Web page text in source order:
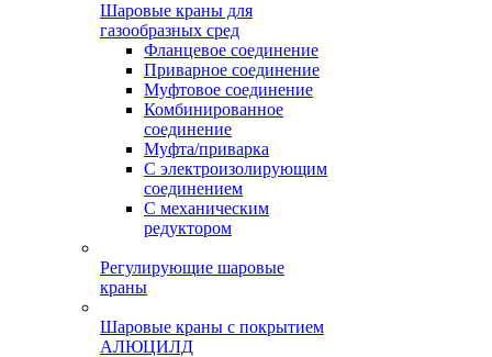
Шаровые краны для
газообразных сред
Фланцевое соединение
Приварное соединение
Муфтовое соединение
Комбинированное
соединение
Муфта/приварка
С электроизолирующим
соединением
С механическим
редуктором
Регулирующие шаровые
краны
Шаровые краны с покрытием
АЛЮЦИЛД